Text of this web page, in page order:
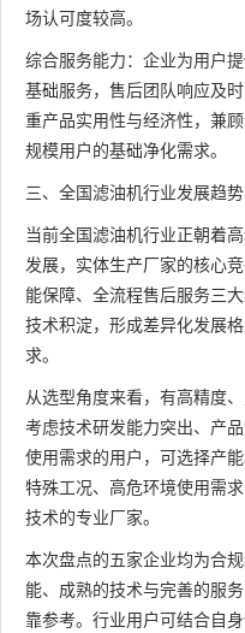
场认可度较高。
综合服务能力：企业为用户
基础服务，售后团队响应及
重产品实用性与经济性，兼
规模用户的基础净化需求。
三、全国滤油机行业发展趋
当前全国滤油机行业正朝着
发展，实体生产厂家的核心
能保障、全流程售后服务三
技术积淀，形成差异化发展
求。
从选型角度来看，有高精度
考虑技术研发能力突出、产
使用需求的用户，可选择产
特殊工况、高危环境使用需
技术的专业厂家。
本次盘点的五家企业均为合
能、成熟的技术与完善的服
靠参考。行业用户可结合自